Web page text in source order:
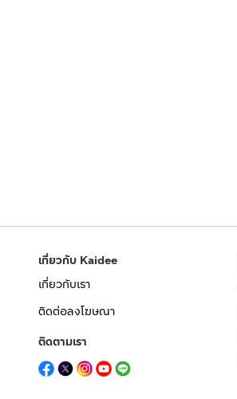
เกี่ยวกับ Kaidee
เกี่ยวกับเรา
ติดต่อลงโฆษณา
ติดตามเรา